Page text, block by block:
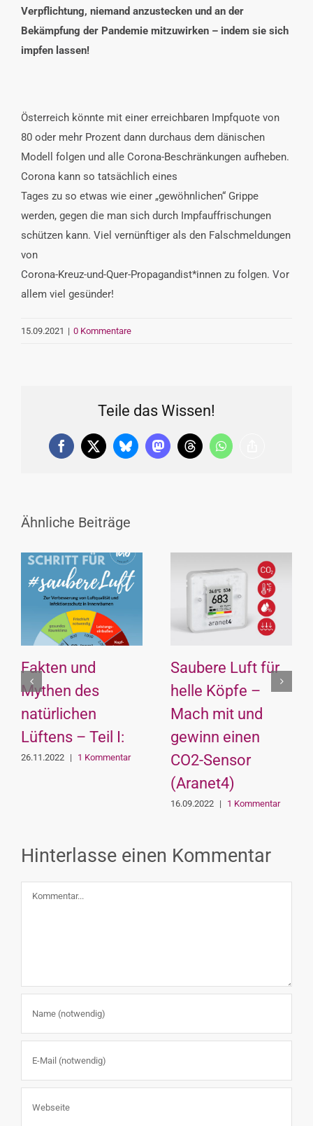
Verpflichtung, niemand anzustecken und an der
Bekämpfung der Pandemie mitzuwirken – indem sie sich
impfen lassen!
Österreich könnte mit einer erreichbaren Impfquote von
80 oder mehr Prozent dann durchaus dem dänischen
Modell folgen und alle Corona-Beschränkungen aufheben.
Corona kann so tatsächlich eines
Tages zu so etwas wie einer „gewöhnlichen“ Grippe
werden, gegen die man sich durch Impfauffrischungen
schützen kann. Viel vernünftiger als den Falschmeldungen
von
Corona-Kreuz-und-Quer-Propagandist*innen zu folgen. Vor
allem viel gesünder!
15.09.2021 | 0 Kommentare
Teile das Wissen!
Facebook
X BlueskyMastodonThreadsWhatsApp
Ähnliche Beiträge
Fakten und
Mythen des
natürlichen
Lüftens – Teil I:
26.11.2022 | 1 Kommentar
Saubere Luft für
helle Köpfe –
Mach mit und
gewinn einen
CO2-Sensor
(Aranet4)
16.09.2022 | 1 Kommentar
Hinterlasse einen Kommentar
Kommentar